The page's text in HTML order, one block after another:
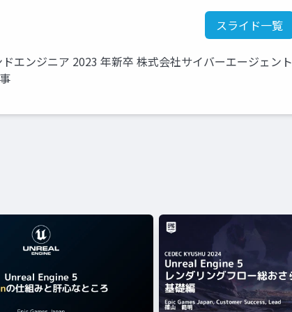
スライド一覧
エンジニア 2023 年新卒 株式会社サイバーエージェント